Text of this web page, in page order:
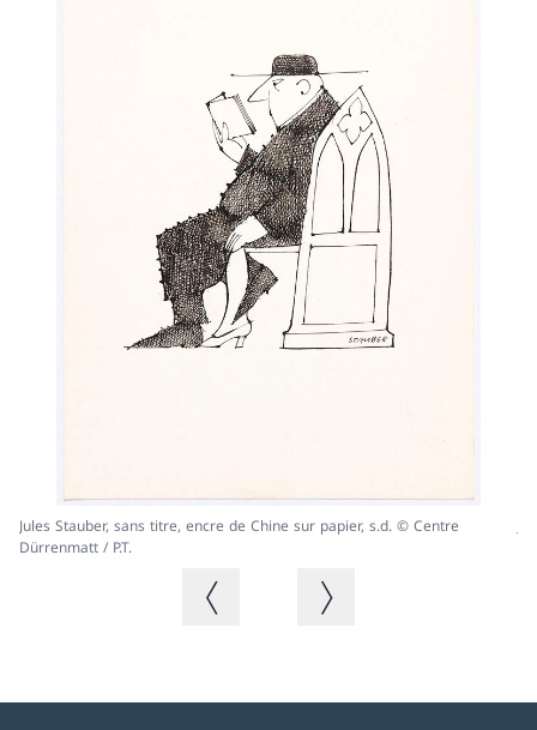
Jules Stauber, sans titre, encre de Chine sur papier, s.d. © Centre
Dürrenmatt / P.T.
Image précédenteImage suivante